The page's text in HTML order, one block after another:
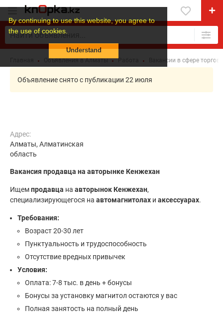
By continuing to use this website, you agree to
the use of cookies.
Understand
Объявления в Алматы Работа Вакансии в сфере
Объявление снято с публикации 22 июля
Адрес:
Алматы, Алматинская
область
Вакансия продавца на авторынке Кенжехан
Ищемпродавца на авторынок Кенжехан,
специализирующегося на автомагнитолах и аксессуарах.
Требования:
Возраст 20-30 лет
Пунктуальность и трудоспособность
Отсутствие вредных привычек
Условия:
Оплата: 7-8 тыс. в день + бонусы
Бонусы за установку магнитол остаются у вас
Полная занятость на полный день